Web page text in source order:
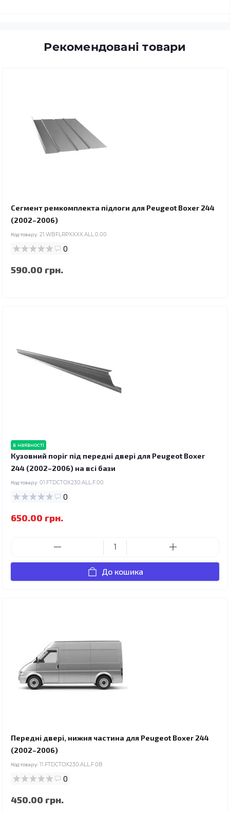
Рекомендовані товари
Сегмент ремкомплекта підлоги для Peugeot Boxer 244
(2002–2006)
Код товару: 21.WBFLRPXXXX.ALL.0.00
0
590.00 грн.
в наявності
Кузовний поріг під передні двері для Peugeot Boxer
244 (2002–2006) на всі бази
Код товару: 01.FTDCTOX230.ALL.F.00
0
650.00 грн.
До кошика
Передні двері, нижня частина для Peugeot Boxer 244
(2002–2006)
Код товару: 11.FTDCTOX230.ALL.F.0B
0
450.00 грн.